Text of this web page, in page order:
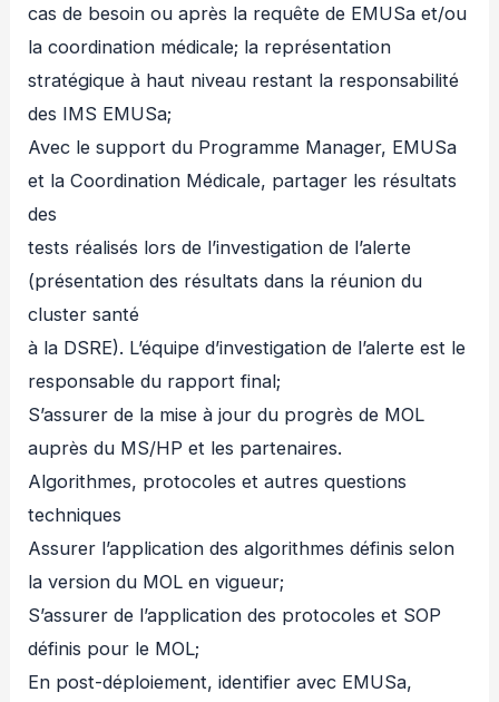
cas de besoin ou après la requête de EMUSa et/ou
la coordination médicale; la représentation
stratégique à haut niveau restant la responsabilité
des IMS EMUSa;
Avec le support du Programme Manager, EMUSa
et la Coordination Médicale, partager les résultats
des
tests réalisés lors de l’investigation de l’alerte
(présentation des résultats dans la réunion du
cluster santé
à la DSRE). L’équipe d’investigation de l’alerte est le
responsable du rapport final;
S’assurer de la mise à jour du progrès de MOL
auprès du MS/HP et les partenaires.
Algorithmes, protocoles et autres questions
techniques
Assurer l’application des algorithmes définis selon
la version du MOL en vigueur;
S’assurer de l’application des protocoles et SOP
définis pour le MOL;
En post-déploiement, identifier avec EMUSa,